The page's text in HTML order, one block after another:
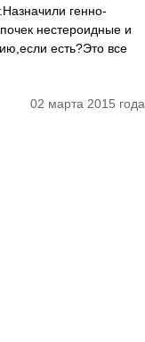
генно-
нестероидные и
есть?Это все
02 марта 2015 года